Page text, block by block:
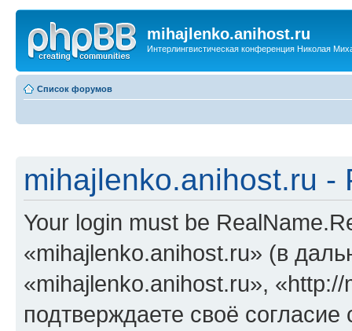
mihajlenko.anihost.ru
Интерлингвистическая конференция Николая
Список форумов
mihajlenko.anihost.ru -
Your login must be
«mihajlenko.anihost.ru» (в
«mihajlenko.anihost.ru»,
подтверждаете своё